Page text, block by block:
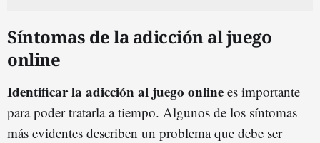
Síntomas de la adicción al juego
online
Identificar la adicción al juego online es importante
para poder tratarla a tiempo. Algunos de los síntomas
más evidentes describen un problema que debe ser